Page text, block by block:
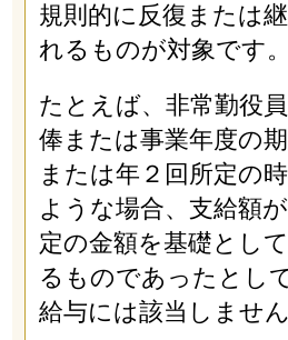
規則的に反復または
れるものが対象です。
たとえば、非常勤役
俸または事業年度の
または年２回所定の
ような場合、支給額
定の金額を基礎とし
るものであったとし
給与には該当しません